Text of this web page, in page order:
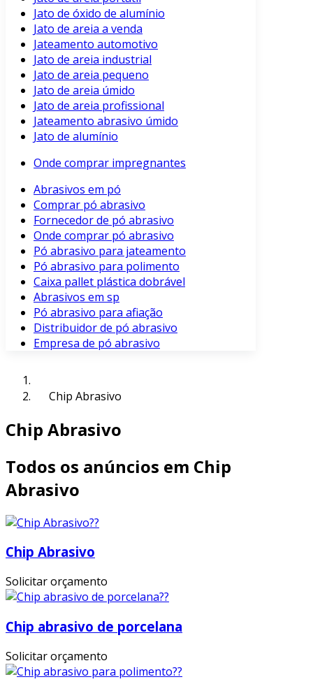
Jato de óxido de alumínio
Jato de areia a venda
Jateamento automotivo
Jato de areia industrial
Jato de areia pequeno
Jato de areia úmido
Jato de areia profissional
Jateamento abrasivo úmido
Jato de alumínio
Onde comprar impregnantes
Abrasivos em pó
Comprar pó abrasivo
Fornecedor de pó abrasivo
Onde comprar pó abrasivo
Pó abrasivo para jateamento
Pó abrasivo para polimento
Caixa pallet plástica dobrável
Abrasivos em sp
Pó abrasivo para afiação
Distribuidor de pó abrasivo
Empresa de pó abrasivo
Chip Abrasivo
Chip Abrasivo
Todos os anúncios em Chip
Abrasivo
Chip Abrasivo
Solicitar orçamento
Chip abrasivo de porcelana
Solicitar orçamento